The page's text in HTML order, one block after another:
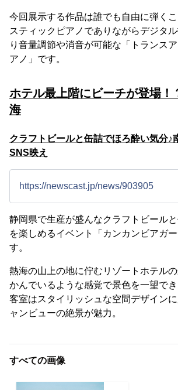
今回展示する作品は誰でも自由に弾く
スティックピアノでありながらデジタ
り音量調節や消音が可能な「トランス
アノ」です。
ホテル最上階にビーチが登場！
海
クラフトビールと缶詰でほろ酔い気分♪
SNS映え
https://newscast.jp/news/903905
静岡県で生産が盛んなクラフトビール
を楽しめるイベント「カンカンビアガ
す。
熱海の山上の地に佇むリゾートホテル
かんでいるような感覚で景色を一望でき
客室はスタイリッシュな空間デザイン
ャンビューの絶景が魅力。
すべての画像